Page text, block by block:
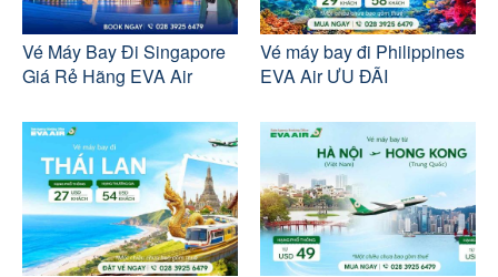
Vé Máy Bay Đi Singapore
Giá Rẻ Hãng EVA Air
Vé máy bay đi Philippines
EVA Air ƯU ĐÃI